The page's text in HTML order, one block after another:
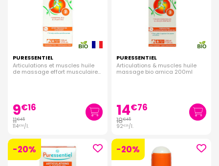
PURESSENTIEL
Articulations et muscles huile
de massage effort musculaire
9€16
11€45
114€50/l.
PURESSENTIEL
Articulations & muscles huile
massage bio arnica 200ml
14€76
18€45
92€25/l.
-20% -20%